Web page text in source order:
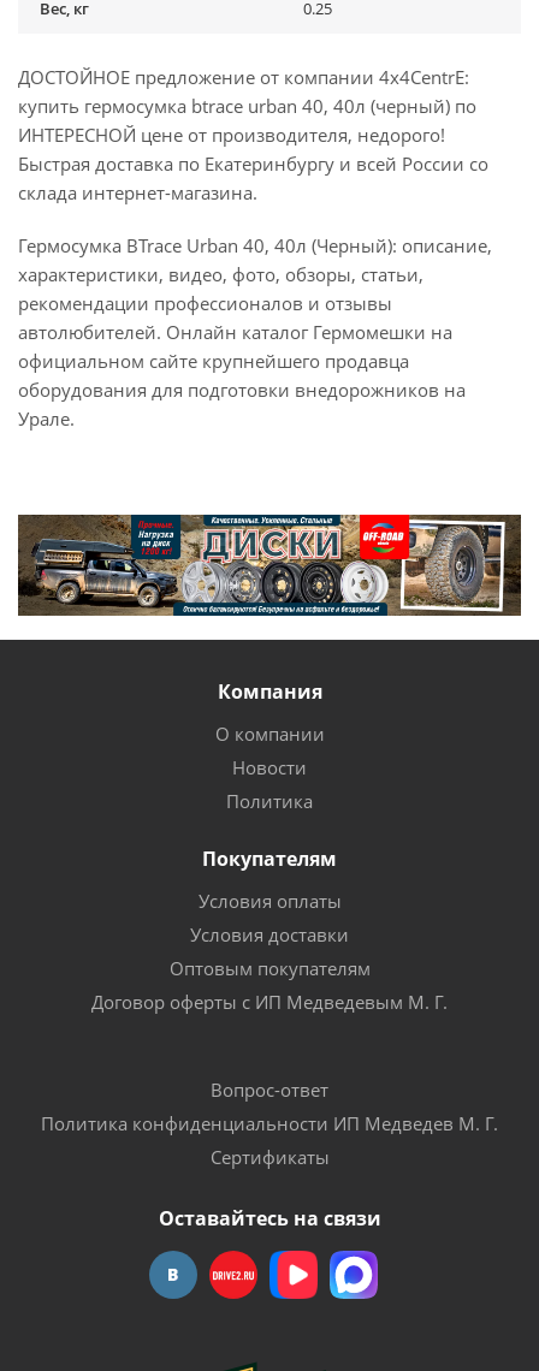
Вес, кг 0.25
ДОСТОЙНОЕ предложение от компании 4x4CentrE:
купить гермосумка btrace urban 40, 40л (черный) по
ИНТЕРЕСНОЙ цене от производителя, недорого!
Быстрая доставка по Екатеринбургу и всей России со
склада интернет-магазина.
Гермосумка BTrace Urban 40, 40л (Черный): описание,
характеристики, видео, фото, обзоры, статьи,
рекомендации профессионалов и отзывы
автолюбителей. Онлайн каталог Гермомешки на
официальном сайте крупнейшего продавца
оборудования для подготовки внедорожников на
Урале.
Компания
О компании
Новости
Политика
Покупателям
Условия оплаты
Условия доставки
Оптовым покупателям
Договор оферты с ИП Медведевым М. Г.
Вопрос-ответ
Политика конфиденциальности ИП Медведев М. Г.
Сертификаты
Оставайтесь на связи